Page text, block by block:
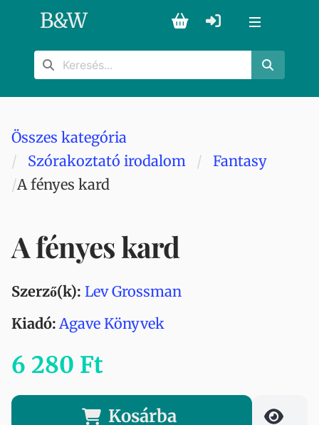
B&W
Összes kategória
Szórakoztató irodalom
Fantasy
A fényes kard
A fényes kard
Szerző(k): Lev Grossman
Kiadó: Agave Könyvek
6 280 Ft
Kosárba